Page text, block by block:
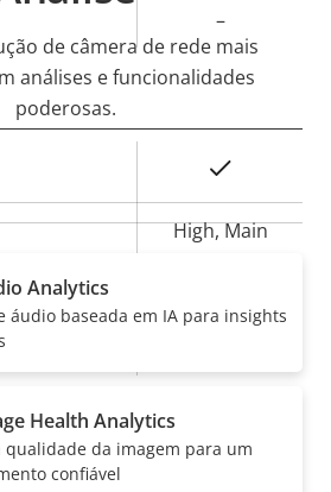
Valor da
propriedade
–
High, Main
de câmera de rede mais
análises e funcionalidades
poderosas.
Analytics
áudio baseada em IA para insights
Health Analytics
qualidade da imagem para um
confiável